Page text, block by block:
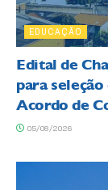
EDUCAÇÃO
Edital de
para
Acordo de
05/08/2026